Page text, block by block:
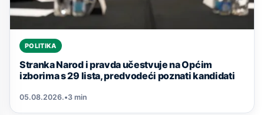
POLITIKA
Stranka Narod i pravda učestvuje na Općim
izborima s 29 lista, predvodeći poznati kandidati
05.08.2026.•3 min